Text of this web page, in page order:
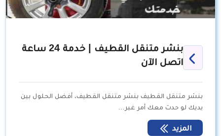
بنشر متنقل القطيف | خدمة 24 ساعة
اتصل الآن
بنشر متنقل القطيف بنشر متنقل القطيف، أفضل الحلول بين
يديك لو حدث معك أمر غير…
المزيد